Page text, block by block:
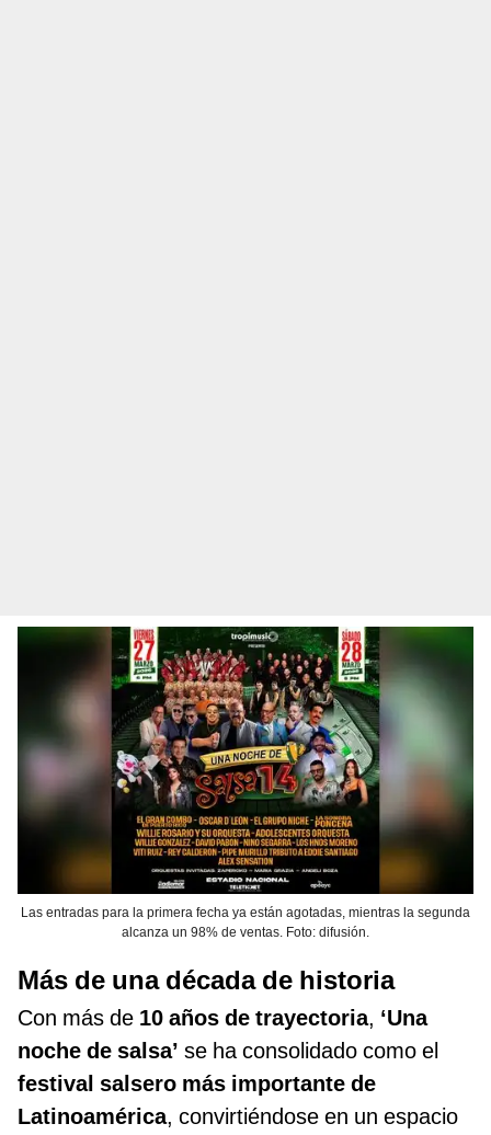
Las entradas para la primera fecha ya están agotadas, mientras la segunda
alcanza un 98% de ventas. Foto: difusión.
Más de una década de historia
Con más de 10 años de trayectoria, ‘Una
noche de salsa’ se ha consolidado como el
festival salsero más importante de
Latinoamérica, convirtiéndose en un espacio